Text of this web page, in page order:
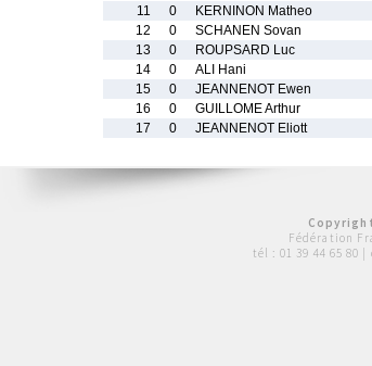
11
0 KERNINON Matheo
12
0 SCHANEN Sovan
13
0 ROUPSARD Luc
14
0 ALI Hani
15
0 JEANNENOT Ewen
16
0 GUILLOME Arthur
17
0 JEANNENOT Eliott
Fédération
tél : 01 39 44 65 80